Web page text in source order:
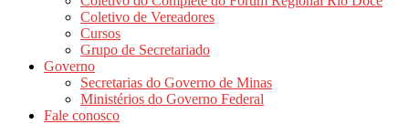
Coletivo de Vereadores
Cursos
Grupo de Secretariado
Governo
Secretarias do Governo de Minas
Ministérios do Governo Federal
Fale conosco